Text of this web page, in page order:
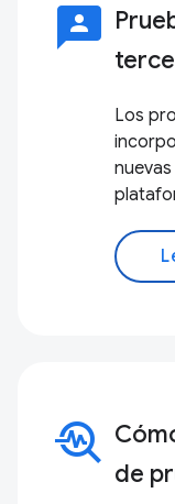
3p
Los
troubleshoot
de